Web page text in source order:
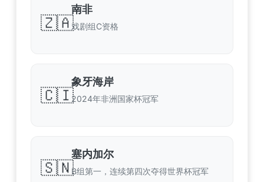
🇿🇦
南非
戏剧组C资格
🇨🇮
象牙海岸
2024年非洲国家杯冠军
🇸🇳
塞内加尔
B组第一，连续第四次夺得世界杯冠军